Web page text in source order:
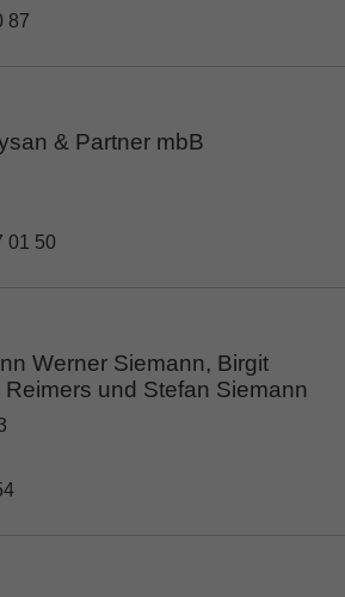
87
& Partner mbB
01 50
Werner Siemann, Birgit
und Stefan Siemann